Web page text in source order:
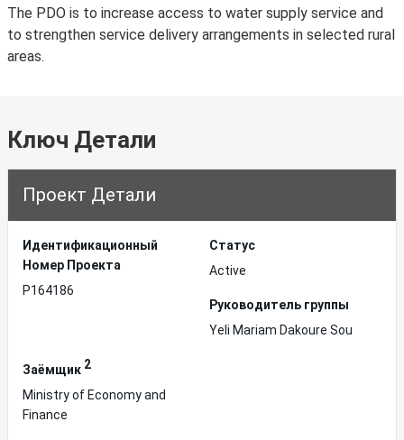
The PDO is to increase access to water supply service and
to strengthen service delivery arrangements in selected rural
areas.
Ключ Детали
Проект Детали
Идентификационный
Hомер Проекта
P164186
Статус
Active
Руководитель группы
Yeli Mariam Dakoure Sou
Заёмщик 2
Ministry of Economy and
Finance